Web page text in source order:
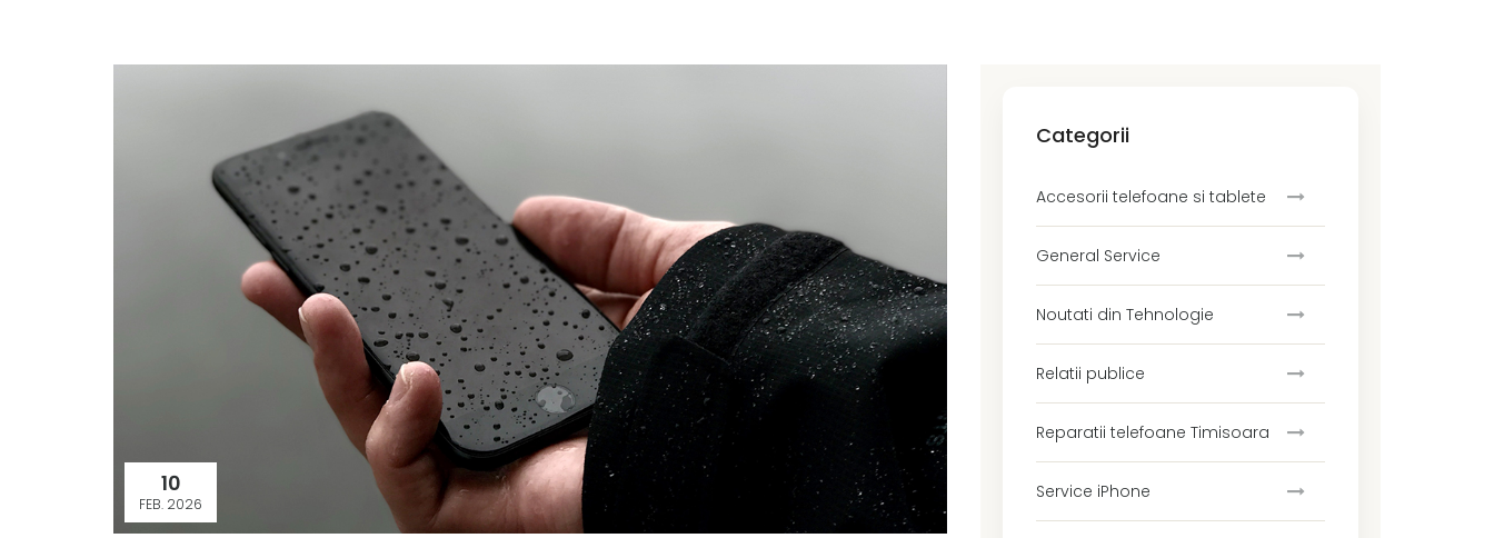
10
FEB. 2026
Categorii
Accesorii telefoane si tablete
General Service
Noutati din Tehnologie
Relatii publice
Reparatii telefoane Timisoara
Service iPhone